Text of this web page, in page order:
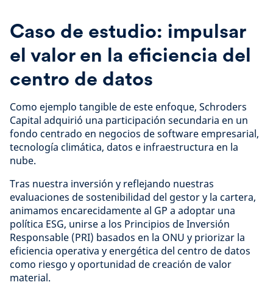
Caso de estudio: impulsar
el valor en la eficiencia del
centro de datos
Como ejemplo tangible de este enfoque, Schroders
Capital adquirió una participación secundaria en un
fondo centrado en negocios de software empresarial,
tecnología climática, datos e infraestructura en la
nube.
Tras nuestra inversión y reflejando nuestras
evaluaciones de sostenibilidad del gestor y la cartera,
animamos encarecidamente al GP a adoptar una
política ESG, unirse a los Principios de Inversión
Responsable (PRI) basados en la ONU y priorizar la
eficiencia operativa y energética del centro de datos
como riesgo y oportunidad de creación de valor
material.